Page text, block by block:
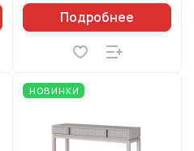
Подробнее
НОВИНКИ